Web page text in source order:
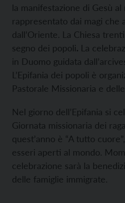
la manifestazione di Gesù al
rappresentato dai magi che
dall’Oriente. La Chiesa
segno dei popoli. La
in Duomo guidata
L’Epifania dei popoli è
Pastorale Missionaria e
Nel giorno dell’Epifania si
Giornata missionaria dei
quest’anno è “A tutto
esseri aperti al mondo.
celebrazione sarà la
delle famiglie immigrate.